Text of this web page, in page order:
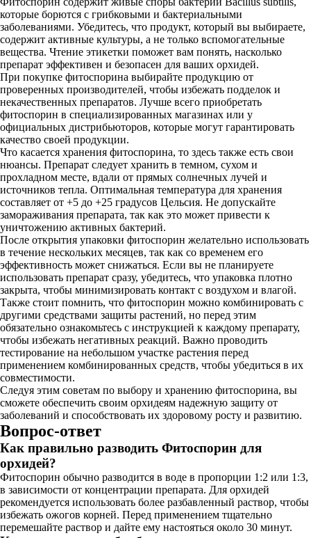
которые борются с грибковыми и бактериальными
заболеваниями. Убедитесь, что продукт, который вы выбираете,
содержит активные культуры, а не только вспомогательные
вещества. Чтение этикетки поможет вам понять, насколько
препарат эффективен и безопасен для ваших орхидей.
При покупке фитоспорина выбирайте продукцию от
проверенных производителей, чтобы избежать подделок и
некачественных препаратов. Лучше всего приобретать
фитоспорин в специализированных магазинах или у
официальных дистрибьюторов, которые могут гарантировать
качество своей продукции.
Что касается хранения фитоспорина, то здесь также есть свои
нюансы. Препарат следует хранить в темном, сухом и
прохладном месте, вдали от прямых солнечных лучей и
источников тепла. Оптимальная температура для хранения
составляет от +5 до +25 градусов Цельсия. Не допускайте
замораживания препарата, так как это может привести к
уничтожению активных бактерий.
После открытия упаковки фитоспорин желательно использовать
в течение нескольких месяцев, так как со временем его
эффективность может снижаться. Если вы не планируете
использовать препарат сразу, убедитесь, что упаковка плотно
закрыта, чтобы минимизировать контакт с воздухом и влагой.
Также стоит помнить, что фитоспорин можно комбинировать с
другими средствами защиты растений, но перед этим
обязательно ознакомьтесь с инструкцией к каждому препарату,
чтобы избежать негативных реакций. Важно проводить
тестирование на небольшом участке растения перед
применением комбинированных средств, чтобы убедиться в их
совместимости.
Следуя этим советам по выбору и хранению фитоспорина, вы
сможете обеспечить своим орхидеям надежную защиту от
заболеваний и способствовать их здоровому росту и развитию.
Вопрос-ответ
Как правильно разводить Фитоспорин для
орхидей?
Фитоспорин обычно разводится в воде в пропорции 1:2 или 1:3,
в зависимости от концентрации препарата. Для орхидей
рекомендуется использовать более разбавленный раствор, чтобы
избежать ожогов корней. Перед применением тщательно
перемешайте раствор и дайте ему настояться около 30 минут.